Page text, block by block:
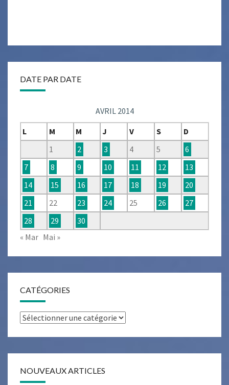
DATE PAR DATE
AVRIL 2014
L
M M J V S
D
1
2 3 4 5
6
7
8 9 10 11 12
13
14
15 16 17 18 19
20
21
22 23 24 25 26
27
28
29
30
« Mar Mai »
CATÉGORIES
Catégories
NOUVEAUX ARTICLES